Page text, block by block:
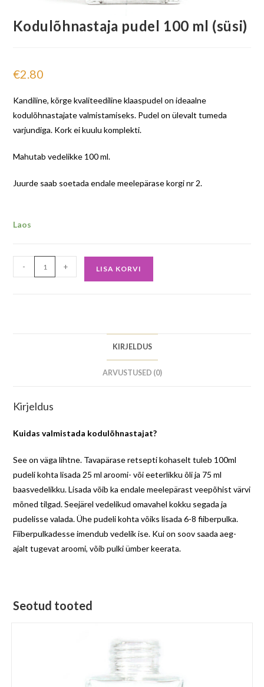
Kodulõhnastaja pudel 100 ml (süsi)
€2.80
Kandiline, kõrge kvaliteediline klaaspudel on ideaalne
kodulõhnastajate valmistamiseks. Pudel on ülevalt tumeda
varjundiga. Kork ei kuulu komplekti.
Mahutab vedelikke 100 ml.
Juurde saab soetada endale meelepärase korgi nr 2.
Laos
- + LISA KORVI
KIRJELDUS
ARVUSTUSED (0)
Kirjeldus
Kuidas valmistada kodulõhnastajat?
See on väga lihtne. Tavapärase retsepti kohaselt tuleb 100ml
pudeli kohta lisada 25 ml aroomi- või eeterlikku õli ja 75 ml
baasvedelikku. Lisada võib ka endale meelepärast veepõhist värvi
mõned tilgad. Seejärel vedelikud omavahel kokku segada ja
pudelisse valada. Ühe pudeli kohta võiks lisada 6-8 fiiberpulka.
Fiiberpulkadesse imendub vedelik ise. Kui on soov saada aeg-
ajalt tugevat aroomi, võib pulki ümber keerata.
Seotud tooted